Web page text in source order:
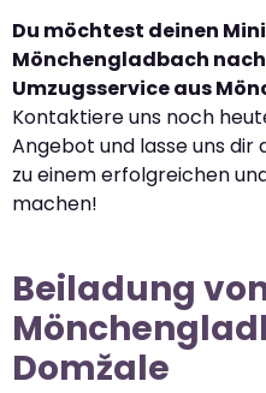
Du möchtest deinen
Mönchengladbach
Umzugsservice aus
Kontaktiere uns noch
Angebot und lasse uns dir
zu einem erfolgreichen
machen!
Beiladung
Domžale